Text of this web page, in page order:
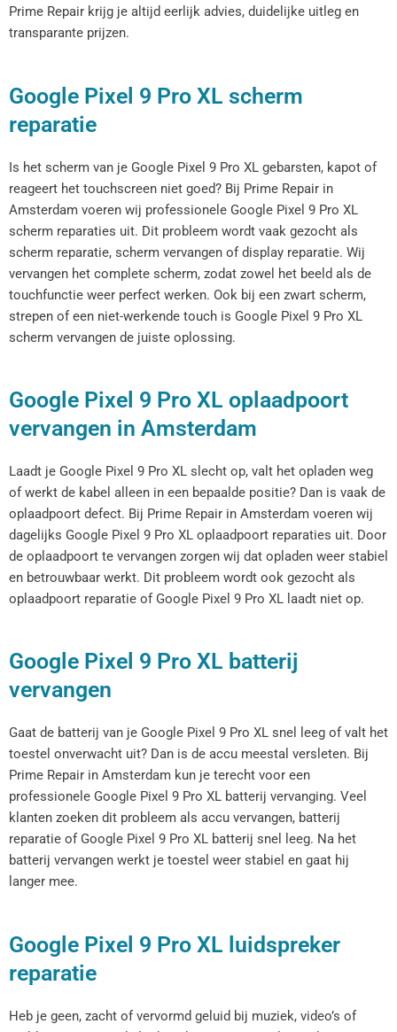
Prime Repair krijg je altijd eerlijk advies, duidelijke uitleg en
transparante prijzen.
Google Pixel 9 Pro XL scherm
reparatie
Is het scherm van je Google Pixel 9 Pro XL gebarsten, kapot of
reageert het touchscreen niet goed? Bij Prime Repair in
Amsterdam voeren wij professionele Google Pixel 9 Pro XL
scherm reparaties uit. Dit probleem wordt vaak gezocht als
scherm reparatie, scherm vervangen of display reparatie. Wij
vervangen het complete scherm, zodat zowel het beeld als de
touchfunctie weer perfect werken. Ook bij een zwart scherm,
strepen of een niet-werkende touch is Google Pixel 9 Pro XL
scherm vervangen de juiste oplossing.
Google Pixel 9 Pro XL oplaadpoort
vervangen in Amsterdam
Laadt je Google Pixel 9 Pro XL slecht op, valt het opladen weg
of werkt de kabel alleen in een bepaalde positie? Dan is vaak de
oplaadpoort defect. Bij Prime Repair in Amsterdam voeren wij
dagelijks Google Pixel 9 Pro XL oplaadpoort reparaties uit. Door
de oplaadpoort te vervangen zorgen wij dat opladen weer stabiel
en betrouwbaar werkt. Dit probleem wordt ook gezocht als
oplaadpoort reparatie of Google Pixel 9 Pro XL laadt niet op.
Google Pixel 9 Pro XL batterij
vervangen
Gaat de batterij van je Google Pixel 9 Pro XL snel leeg of valt het
toestel onverwacht uit? Dan is de accu meestal versleten. Bij
Prime Repair in Amsterdam kun je terecht voor een
professionele Google Pixel 9 Pro XL batterij vervanging. Veel
klanten zoeken dit probleem als accu vervangen, batterij
reparatie of Google Pixel 9 Pro XL batterij snel leeg. Na het
batterij vervangen werkt je toestel weer stabiel en gaat hij
langer mee.
Google Pixel 9 Pro XL luidspreker
reparatie
Heb je geen, zacht of vervormd geluid bij muziek, video’s of